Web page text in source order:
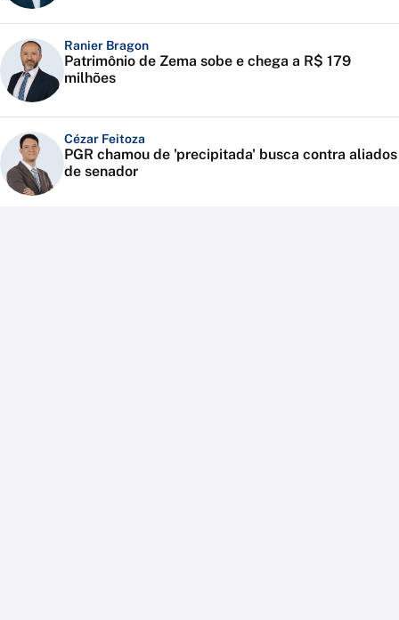
Ranier Bragon
Patrimônio de Zema sobe e chega a R$ 179
milhões
Cézar Feitoza
PGR chamou de 'precipitada' busca contra aliados
de senador